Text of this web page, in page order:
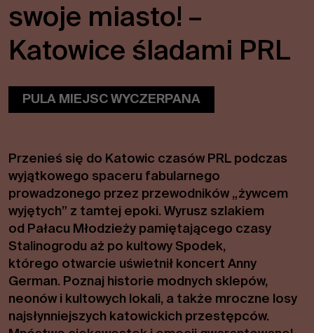
swoje miasto! –
Katowice śladami PRL
PULA MIEJSC WYCZERPANA
Przenieś się do Katowic czasów PRL podczas
wyjątkowego spaceru fabularnego
prowadzonego przez przewodników „żywcem
wyjętych” z tamtej epoki. Wyrusz szlakiem
od Pałacu Młodzieży pamiętającego czasy
Stalinogrodu aż po kultowy Spodek,
którego otwarcie uświetnił koncert Anny
German. Poznaj historie modnych sklepów,
neonów i kultowych lokali, a także mroczne losy
najsłynniejszych katowickich przestępców.